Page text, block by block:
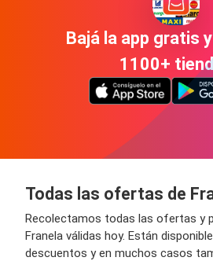
Bajá la app gratis
1100+
Todas las ofertas de
Recolectamos todas las ofertas y
Franela válidas hoy. Están
descuentos y en muchos casos